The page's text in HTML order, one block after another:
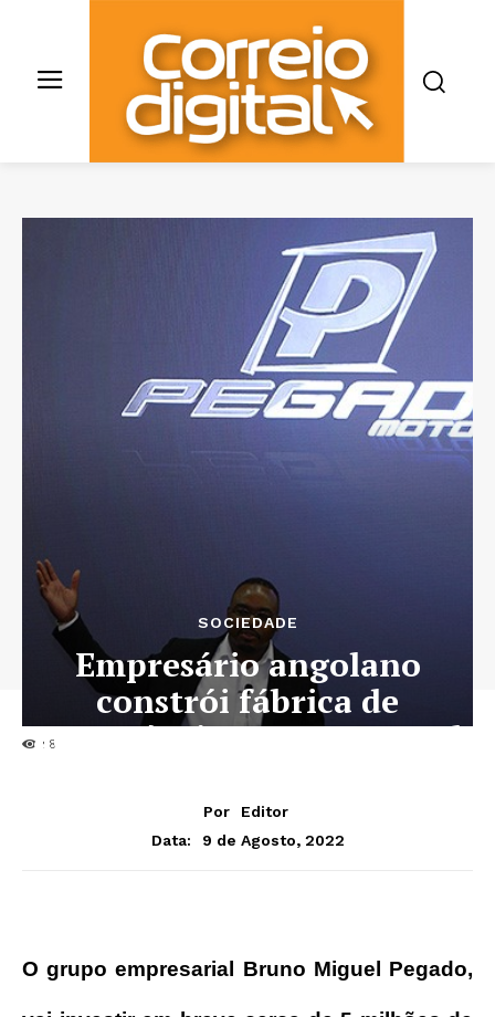
98
SOCIEDADE
Empresário angolano
constrói fábrica de
automóveis no Cuanza-Sul
Por
Editor
Data:
9 de Agosto, 2022
O grupo empresarial Bruno Miguel Pegado,